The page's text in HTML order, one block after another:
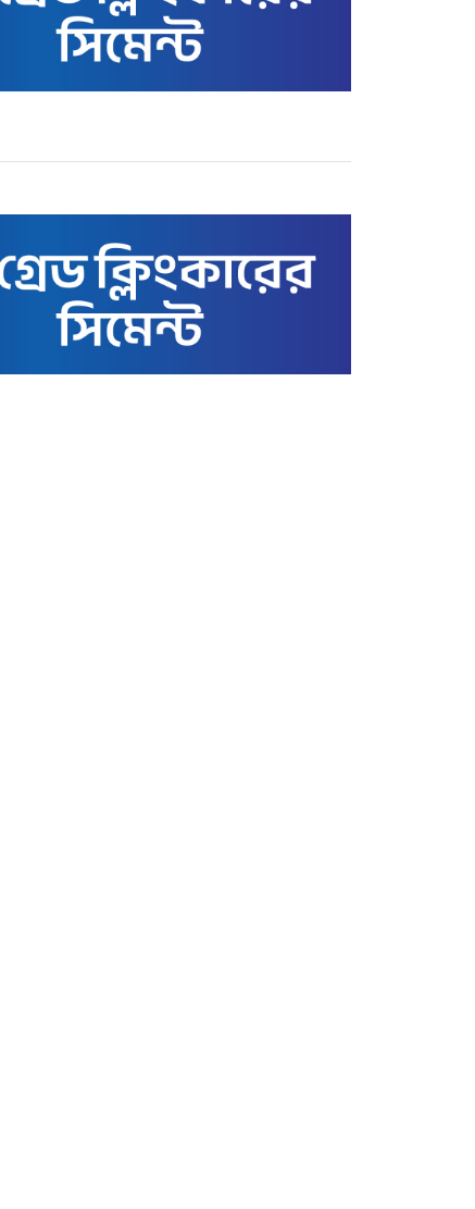
টাইম ম্যাগাজিনের প্রভাবশালী
১০০ ব্যক্তির তালিকায়
স্বর্ণের বাজার আজ ৩ মে ২২
ক্যারেটের ভরি কত টাকায়
বিক্রি হচ্ছে
কাতারে বাংলাদেশ এমএইচএম